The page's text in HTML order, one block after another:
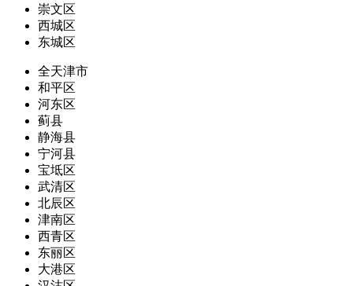
崇文区
西城区
东城区
全天津市
和平区
河东区
蓟县
静海县
宁河县
宝坻区
武清区
北辰区
津南区
西青区
东丽区
大港区